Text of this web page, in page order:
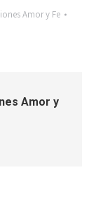
Amor y Fe
Amor y